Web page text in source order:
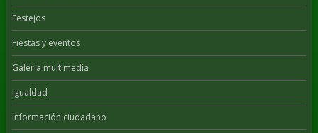
Festejos
Fiestas y eventos
Galería multimedia
Igualdad
Información ciudadano